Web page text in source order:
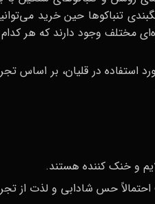
تنباکوها حین خرید
مختلف وجود دارند که
استفاده در قلیان، بر
و خنک کننده هستند.
احتمالاً حس شادابی و لذت از